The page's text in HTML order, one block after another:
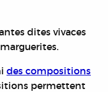
dites vivaces
des compositions
permettent